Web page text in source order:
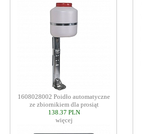
1608028002 Poidło automatyczne
ze zbiornikiem dla prosiąt
138.37 PLN
więcej